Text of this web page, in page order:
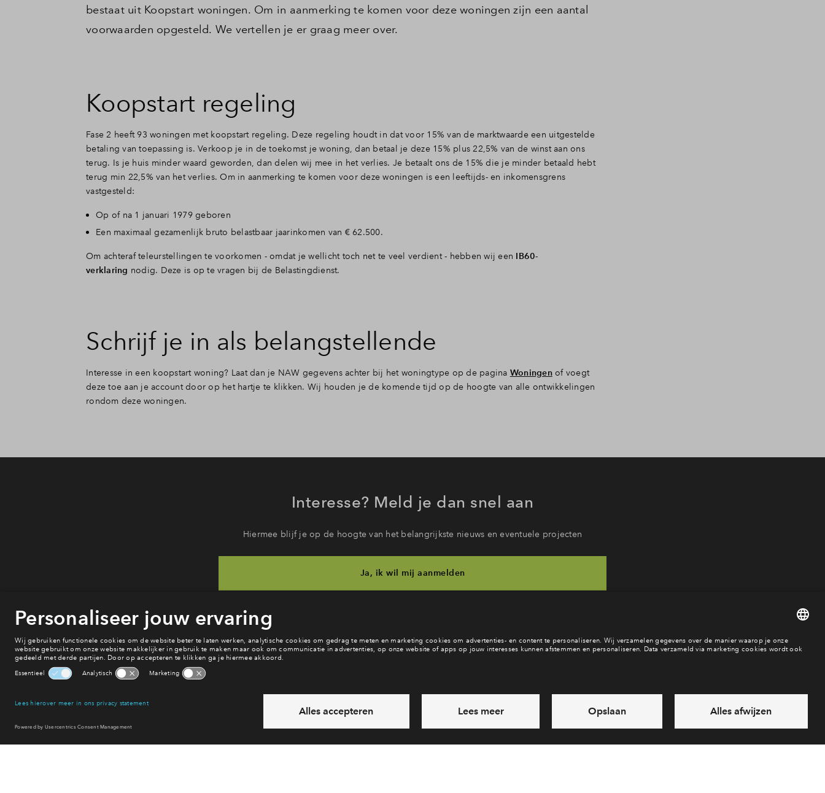
bestaat uit Koopstart woningen. Om in aanmerking te komen voor deze woningen zijn een aantal
voorwaarden opgesteld. We vertellen je er graag meer over.
Koopstart regeling
Fase 2 heeft 93 woningen met koopstart regeling. Deze regeling houdt in dat voor 15% van de marktwaarde een uitgestelde
betaling van toepassing is. Verkoop je in de toekomst je woning, dan betaal je deze 15% plus 22,5% van de winst aan ons
terug. Is je huis minder waard geworden, dan delen wij mee in het verlies. Je betaalt ons de 15% die je minder betaald hebt
terug min 22,5% van het verlies. Om in aanmerking te komen voor deze woningen is een leeftijds- en inkomensgrens
vastgesteld:
Op of na 1 januari 1979 geboren
Een maximaal gezamenlijk bruto belastbaar jaarinkomen van € 62.500.
Om achteraf teleurstellingen te voorkomen - omdat je wellicht toch net te veel verdient - hebben wij een IB60-
verklaring nodig. Deze is op te vragen bij de Belastingdienst.
Schrijf je in als belangstellende
Interesse in een koopstart woning? Laat dan je NAW gegevens achter bij het woningtype op de pagina Woningenof voegt
deze toe aan je account door op het hartje te klikken. Wij houden je de komende tijd op de hoogte van alle ontwikkelingen
rondom deze woningen.
Interesse? Meld je dan snel aan
Hiermee blijf je op de hoogte van het belangrijkste nieuws en eventuele projecten
Ja, ik wil mij aanmelden
Heb je een vraag en wil je direct antwoord? Bel ons op
6 dagen per week beschikbaar (behalve tijdens feestdagen)
via chat en telefoon